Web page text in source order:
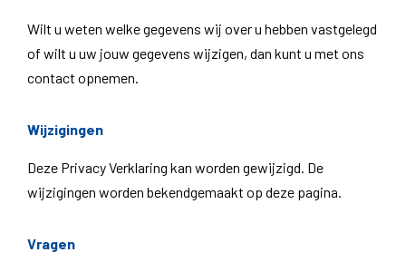
Wilt u weten welke gegevens wij over u hebben vastgelegd
of wilt u uw jouw gegevens wijzigen, dan kunt u met ons
contact opnemen.
Wijzigingen
Deze Privacy Verklaring kan worden gewijzigd. De
wijzigingen worden bekendgemaakt op deze pagina.
Vragen